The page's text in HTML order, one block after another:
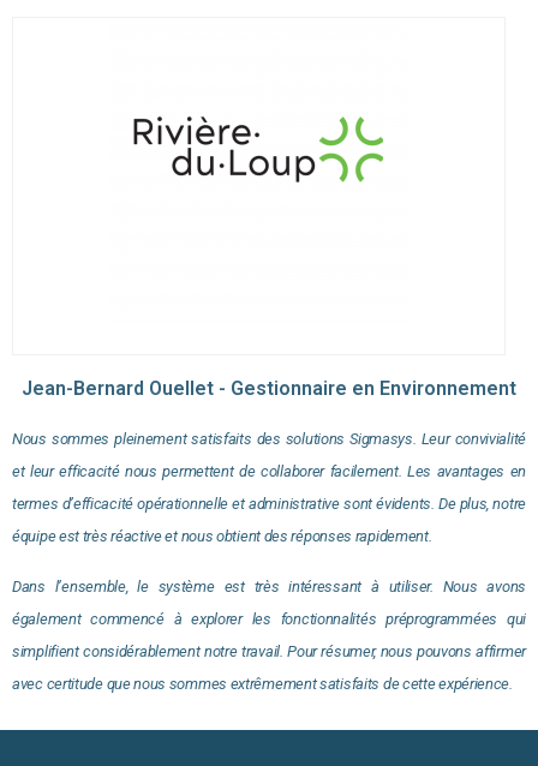
Jean-Bernard Ouellet - Gestionnaire en Environnement
Nous sommes pleinement satisfaits des solutions Sigmasys. Leur convivialité
et leur efficacité nous permettent de collaborer facilement. Les avantages en
termes d’efficacité opérationnelle et administrative sont évidents. De plus, notre
équipe est très réactive et nous obtient des réponses rapidement.
Dans l’ensemble, le système est très intéressant à utiliser. Nous avons
également commencé à explorer les fonctionnalités préprogrammées qui
simplifient considérablement notre travail. Pour résumer, nous pouvons affirmer
avec certitude que nous sommes extrêmement satisfaits de cette expérience.